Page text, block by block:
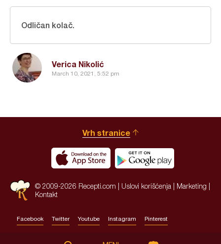
Verica Nikolić
March 10, 2021, 5:52 pm
Odličan kolač.
Vrh stranice
© 2009-2026 Recepti.com | Uslovi korišćenja Marketing
Kontakt
Facebook Twitter Youtube Instagram Pinterest